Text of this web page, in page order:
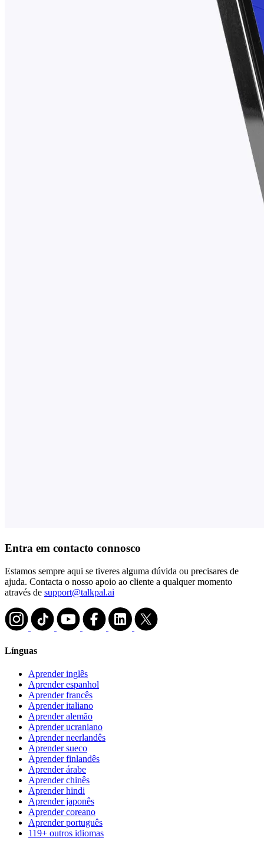
Entra em contacto connosco
Estamos sempre aqui se tiveres alguma dúvida ou precisares de
ajuda. Contacta o nosso apoio ao cliente a qualquer momento
através de support@talkpal.ai
Línguas
Aprender inglês
Aprender espanhol
Aprender francês
Aprender italiano
Aprender alemão
Aprender ucraniano
Aprender neerlandês
Aprender sueco
Aprender finlandês
Aprender árabe
Aprender chinês
Aprender hindi
Aprender japonês
Aprender coreano
Aprender português
119+ outros idiomas